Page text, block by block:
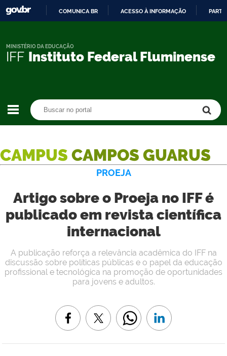
CONTEÚDO
COMUNICA BR ACESSO À INFORMAÇÃO
IFF Instituto Federal Fluminense
MINISTÉRIO DA EDUCAÇÃO
CAMPUS CAMPOS GUARUS
PROEJA
Artigo sobre o Proeja no IFF é
publicado em revista científica
internacional
A publicação reforça a relevância acadêmica do IFF na
discussão sobre políticas públicas e o papel da educação
profissional e tecnológica na promoção de oportunidades
para jovens e adultos.